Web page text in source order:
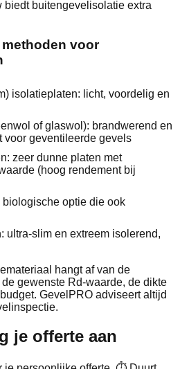
buitengevelisolatie extra
voor
isolatieplaten: licht, voordelig en
of glaswol): brandwerend en
voor geventileerde gevels
zeer dunne platen met
(hoog rendement bij
biologische optie die ook
ultra-slim en extreem isolerend,
hangt af van de
gewenste Rd-waarde, de dikte
GevelPRO adviseert altijd
je offerte aan